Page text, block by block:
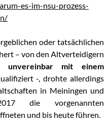
es-im-nsu-prozess-
oder tatsächlichen
– von den Altverteidigern
unvereinbar mit einem
-, drohte allerdings
in Meiningen und
die vorgenannten
und bis heute führen.